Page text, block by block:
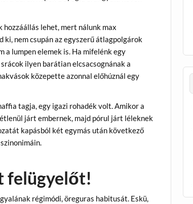
hozzáállás lehet, mert nálunk max
ki, nem csupán az egyszerű átlagpolgárok
a lumpen elemek is. Ha mifelénk egy
ilyen barátian elcsacsognának a
közepette azonnal előhúznál egy
tagja, egy igazi rohadék volt. Amikor a
járt embernek, majd pórul járt léleknek
kapásból két egymás után következő
felügyelőt!
régimódi, öreguras habitusát. Eskü,